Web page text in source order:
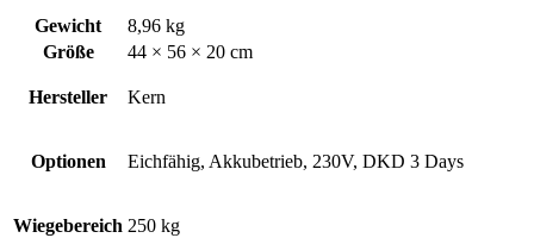
Gewicht
8,96 kg
Größe
44 × 56 × 20 cm
Hersteller Kern
Optionen Eichfähig, Akkubetrieb, 230V, DKD 3 Days
Wiegebereich 250 kg